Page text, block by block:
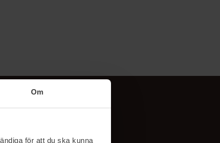
Om
för att du ska kunna
Følg oss